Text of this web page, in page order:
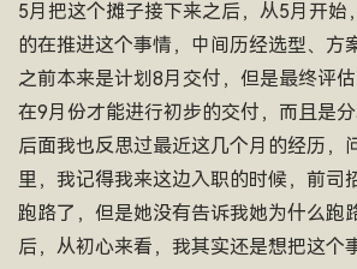
5月把这个摊子接下来之后，从5月开始
的在推进这个事情，中间历经选型、方
之前本来是计划8月交付，但是最终评
在9月份才能进行初步的交付，而且是
后面我也反思过最近这几个月的经历，
里，我记得我来这边入职的时候，前司
跑路了，但是她没有告诉我她为什么跑
后，从初心来看，我其实还是想把这个